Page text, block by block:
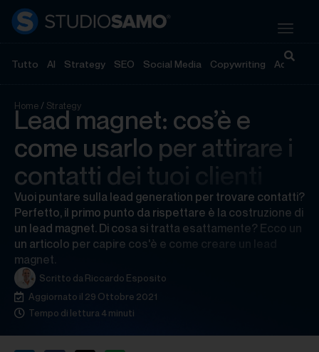
Tutto AI Strategy SEO Social Media Copywriting
Home/ Strategy
Lead magnet: cos’è e
come usarlo per attirare i
contatti dei tuoi clienti
Vuoi puntare sulla lead generation per trovare contatti?
Perfetto, il primo punto da rispettare è la costruzione di
un lead magnet. Di cosa si tratta esattamente? Ecco un
un articolo per capire cos'è e come creare un lead
magnet.
Scritto da Riccardo Esposito
Aggiornato il 29 Ottobre 2021
Tempo di lettura 4 minuti